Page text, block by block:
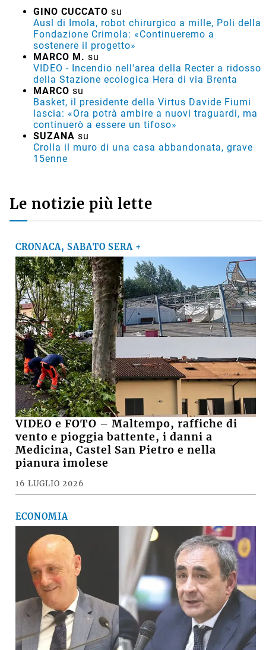
GINO CUCCATO su
Ausl di Imola, robot chirurgico a mille, Poli della
Fondazione Crimola: «Continueremo a
sostenere il progetto»
MARCO M. su
VIDEO - Incendio nell'area della Recter a ridosso
della Stazione ecologica Hera di via Brenta
MARCO su
Basket, il presidente della Virtus Davide Fiumi
lascia: «Ora potrà ambire a nuovi traguardi, ma
continuerò a essere un tifoso»
SUZANA su
Crolla il muro di una casa abbandonata, grave
15enne
Le notizie più lette
CRONACA, SABATO SERA +
VIDEO e FOTO – Maltempo, raffiche di
vento e pioggia battente, i danni a
Medicina, Castel San Pietro e nella
pianura imolese
16 LUGLIO 2026
ECONOMIA